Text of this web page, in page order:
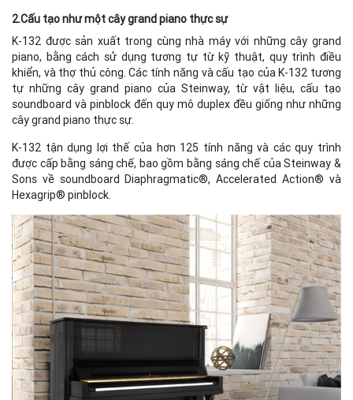
2.Cấu tạo như một cây grand piano thực sự
K-132 được sản xuất trong cùng nhà máy với những cây grand
piano, bằng cách sử dụng tương tự từ kỹ thuật, quy trình điều
khiển, và thợ thủ công. Các tính năng và cấu tạo của K-132 tương
tự những cây grand piano của Steinway, từ vật liệu, cấu tạo
soundboard và pinblock đến quy mô duplex đều giống như những
cây grand piano thực sự.
K-132 tận dụng lợi thế của hơn 125 tính năng và các quy trình
được cấp bằng sáng chế, bao gồm bằng sáng chế của Steinway &
Sons về soundboard Diaphragmatic®, Accelerated Action® và
Hexagrip® pinblock.